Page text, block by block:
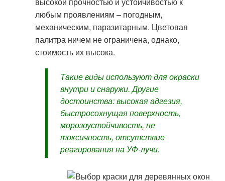
любым проявлениям – погодным,
механическим, паразитарным. Цветовая
палитра ничем не ограничена, однако,
стоимость их высока.
Такие виды используют для окраски
внутри и снаружи. Другие
достоинства: высокая адгезия,
быстросохнущая поверхность,
морозоустойчивость, не
токсичность, отсутствие
реагирования на УФ-лучи.